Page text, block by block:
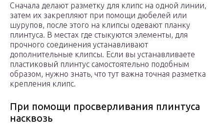
Сначала делают разметку для клипс на одной линии,
затем их закрепляют при помощи дюбелей или
шурупов, после этого на клипсы одевают планку
плинтуса. В местах где стыкуются элементы, для
прочного соединения устанавливают
дополнительные клипсы. Если вы устанавливаете
пластиковый плинтус самостоятельно подобным
образом, нужно знать, что тут важна точная разметка
крепления клипс.
При помощи просверливания плинтуса
насквозь